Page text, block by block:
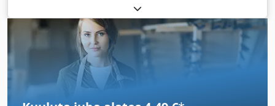
, kütuse tüüp:
maksimaalne kiirus:30 km/h, esmane registreerimine:
07/2017, järgmine ülevaatus (TÜV):07/2026, tagumise
500/85 R24
, masina/sõiduki number:
, Varustus:haagise haakeseade, kabiin,
kliimaseade, rapsilõikur, valgustus